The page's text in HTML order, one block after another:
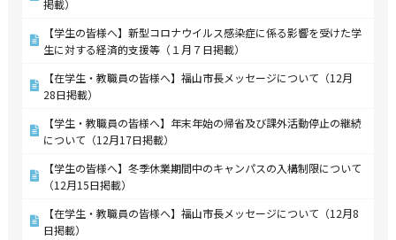
掲載）
【学生の皆様へ】新型コロナウイルス感染症に係る影響を受けた学
生に対する経済的支援等（１月７日掲載）
【在学生・教職員の皆様へ】福山市長メッセージについて（12月
28日掲載）
【学生・教職員の皆様へ】年末年始の帰省及び課外活動停止の継続
について（12月17日掲載）
【学生の皆様へ】冬季休業期間中のキャンパスの入構制限について
（12月15日掲載）
【在学生・教職員の皆様へ】福山市長メッセージについて（12月8
日掲載）